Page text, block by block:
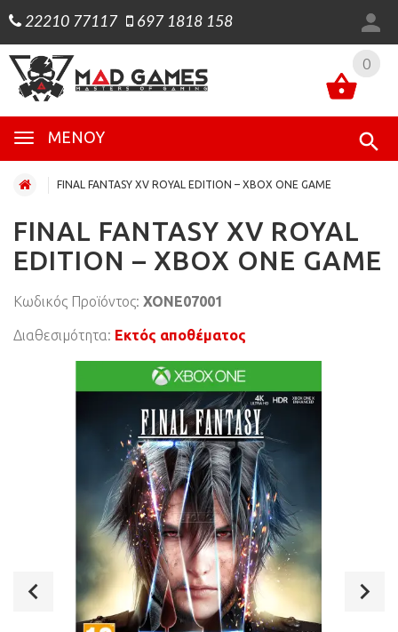
22210 77117 697 1818 158
0
ΜΕΝΟΎ
0
FINAL FANTASY XV ROYAL EDITION – XBOX ONE GAME
FINAL FANTASY XV ROYAL
EDITION – XBOX ONE GAME
Κωδικός Προϊόντος: XONE07001
Διαθεσιμότητα: Εκτός αποθέματος